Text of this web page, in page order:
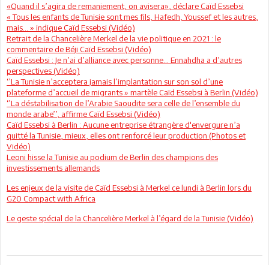
«Quand il s’agira de remaniement, on avisera», déclare Caïd Essebsi
« Tous les enfants de Tunisie sont mes fils, Hafedh, Youssef et les autres,
mais... » indique Caïd Essebsi (Vidéo)
Retrait de la Chancelière Merkel de la vie politique en 2021 : le
commentaire de Béji Caïd Essebsi (Vidéo)
Caïd Essebsi : Je n’ai d’alliance avec personne... Ennahdha a d’autres
perspectives (Vidéo)
‘’La Tunisie n’acceptera jamais l’implantation sur son sol d’une
plateforme d’accueil de migrants » martèle Caïd Essebsi à Berlin (Vidéo)
‘’La déstabilisation de l’Arabie Saoudite sera celle de l’ensemble du
monde arabe’’, affirme Caïd Essebsi (Vidéo)
Caïd Essebsi à Berlin : Aucune entreprise étrangère d'envergure n’a
quitté la Tunisie, mieux, elles ont renforcé leur production (Photos et
Vidéo)
Leoni hisse la Tunisie au podium de Berlin des champions des
investissements allemands
Les enjeux de la visite de Caïd Essebsi à Merkel ce lundi à Berlin lors du
G20 Compact with Africa
Le geste spécial de la Chancelière Merkel à l’égard de la Tunisie (Vidéo)